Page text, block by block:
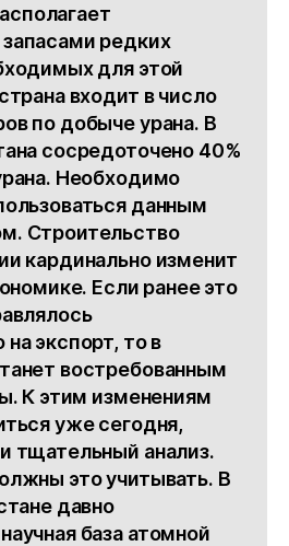
редких
для этой
входит в число
по добыче урана. В
сосредоточено 40%
Необходимо
данным
Строительство
кардинально изменит
Если ранее это
экспорт, то в
востребованным
К этим изменениям
уже сегодня,
тщательный анализ.
это учитывать. В
давно
база атомной